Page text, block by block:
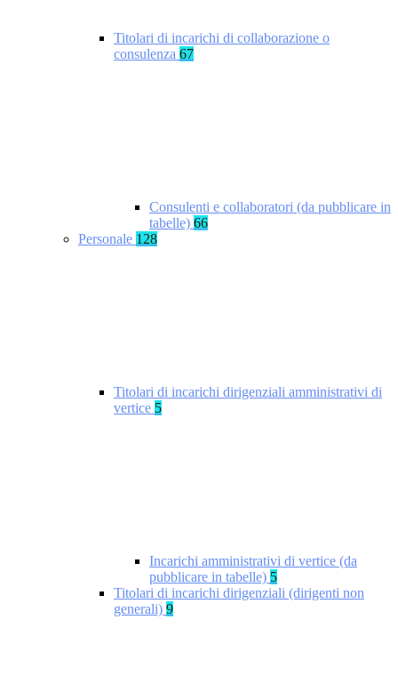
Titolari di incarichi di collaborazione o
consulenza 67
Consulenti e collaboratori (da pubblicare in
tabelle) 66
Personale 128
Titolari di incarichi dirigenziali amministrativi di
vertice 5
Incarichi amministrativi di vertice (da
pubblicare in tabelle) 5
Titolari di incarichi dirigenziali (dirigenti non
generali) 9